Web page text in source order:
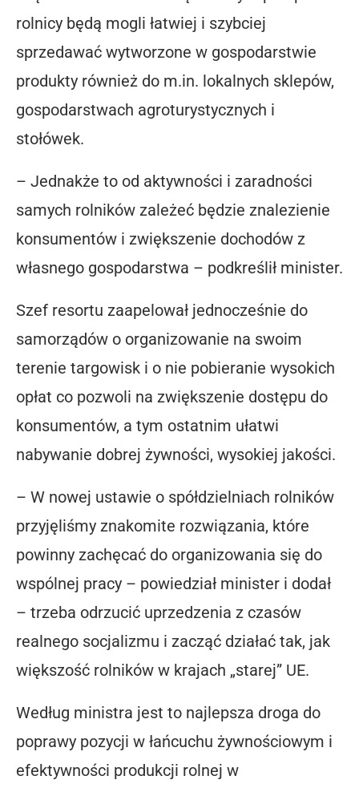
rolnicy będą mogli łatwiej i szybciej
sprzedawać wytworzone w gospodarstwie
produkty również do m.in. lokalnych sklepów,
gospodarstwach agroturystycznych i
stołówek.
– Jednakże to od aktywności i zaradności
samych rolników zależeć będzie znalezienie
konsumentów i zwiększenie dochodów z
własnego gospodarstwa – podkreślił minister.
Szef resortu zaapelował jednocześnie do
samorządów o organizowanie na swoim
terenie targowisk i o nie pobieranie wysokich
opłat co pozwoli na zwiększenie dostępu do
konsumentów, a tym ostatnim ułatwi
nabywanie dobrej żywności, wysokiej jakości.
– W nowej ustawie o spółdzielniach rolników
przyjęliśmy znakomite rozwiązania, które
powinny zachęcać do organizowania się do
wspólnej pracy – powiedział minister i dodał
– trzeba odrzucić uprzedzenia z czasów
realnego socjalizmu i zacząć działać tak, jak
większość rolników w krajach „starej” UE.
Według ministra jest to najlepsza droga do
poprawy pozycji w łańcuchu żywnościowym i
efektywności produkcji rolnej w